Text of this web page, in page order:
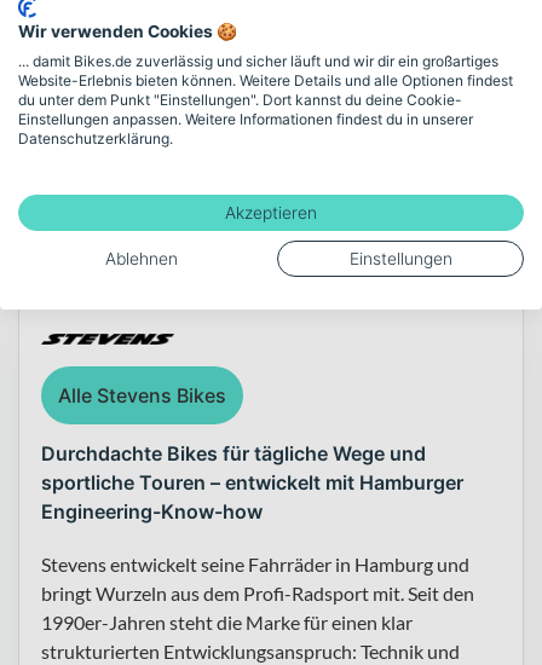
Über die Marke Stevens
Alle Stevens Bikes
Durchdachte Bikes für tägliche Wege und
sportliche Touren – entwickelt mit Hamburger
Engineering-Know-how
Stevens entwickelt seine Fahrräder in Hamburg und
bringt Wurzeln aus dem Profi-Radsport mit. Seit den
1990er-Jahren steht die Marke für einen klar
strukturierten Entwicklungsanspruch: Technik und
Wir verwenden Cookies 🍪
... damit Bikes.de zuverlässig und sicher läuft und wir dir ein großartiges
Website-Erlebnis bieten können. Weitere Details und alle Optionen findest
du unter dem Punkt "Einstellungen". Dort kannst du deine Cookie-
Einstellungen anpassen. Weitere Informationen findest du in unserer
Datenschutzerklärung.
Akzeptieren
Ablehnen Einstellungen